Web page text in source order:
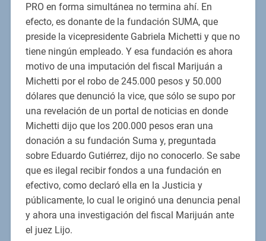
PRO en forma simultánea no termina ahí. En
efecto, es donante de la fundación SUMA, que
preside la vicepresidente Gabriela Michetti y que no
tiene ningún empleado. Y esa fundación es ahora
motivo de una imputación del fiscal Marijuán a
Michetti por el robo de 245.000 pesos y 50.000
dólares que denunció la vice, que sólo se supo por
una revelación de un portal de noticias en donde
Michetti dijo que los 200.000 pesos eran una
donación a su fundación Suma y, preguntada
sobre Eduardo Gutiérrez, dijo no conocerlo. Se sabe
que es ilegal recibir fondos a una fundación en
efectivo, como declaró ella en la Justicia y
públicamente, lo cual le originó una denuncia penal
y ahora una investigación del fiscal Marijuán ante
el juez Lijo.